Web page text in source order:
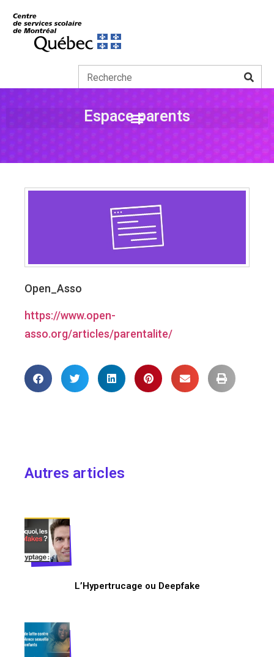
Espace parents
Open_Asso
https://www.open-
asso.org/articles/parentalite/
Autres articles
L’Hypertrucage ou Deepfake